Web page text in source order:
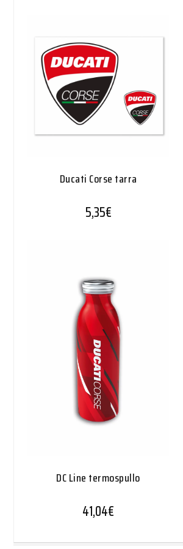
Ducati Corse tarra
5,35€
DC Line termospullo
41,04€